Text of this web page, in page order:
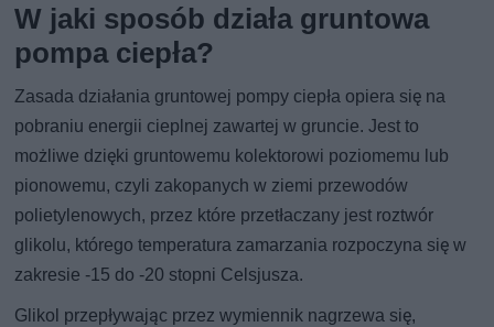
W jaki sposób działa gruntowa
pompa ciepła?
Zasada działania gruntowej pompy ciepła opiera się na
pobraniu energii cieplnej zawartej w gruncie. Jest to
możliwe dzięki gruntowemu kolektorowi poziomemu lub
pionowemu, czyli zakopanych w ziemi przewodów
polietylenowych, przez które przetłaczany jest roztwór
glikolu, którego temperatura zamarzania rozpoczyna się w
zakresie -15 do -20 stopni Celsjusza.
Glikol przepływając przez wymiennik nagrzewa się,